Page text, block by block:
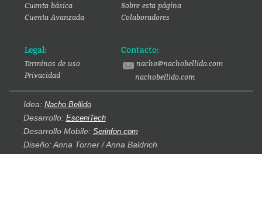
Cuenta básica
Cuenta Avanzada
Sobre esta página
Colaboradores
Legal:
Terminos de uso
Privacidad
Contacto:
nacho@nachobellido.com
nachobellido.com
Idea: Nacho Bellido
Desarrollo: EsceniTech
Desarrollo Mobile: Serinfon.com
Diseño: Anna Torner / Anna Baldrich